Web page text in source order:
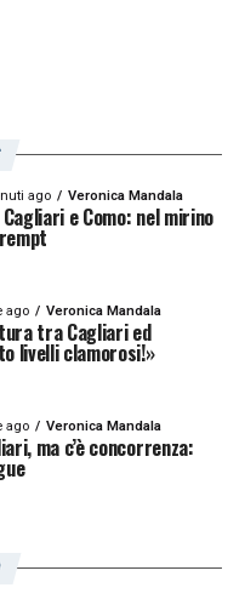
ago Veronica Mandala
e Como: nel mirino
ago Veronica Mandala
tra Cagliari ed
livelli clamorosi!»
ago Veronica Mandala
ma c’è concorrenza: